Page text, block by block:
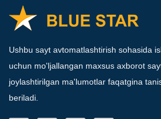
Ushbu sayt avtomatlashtirish sohasida
uchun mo'ljallangan maxsus axborot
joylashtirilgan ma'lumotlar faqatgina
beriladi.